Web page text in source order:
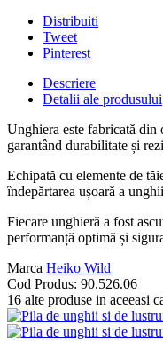
Distribuiti
Tweet
Pinterest
Descriere
Detalii ale produsului
Unghiera este fabricată
garantând durabilitate și
Echipată cu elemente de
îndepărtarea ușoară a
Fiecare unghieră a fost
performanță optimă și
Marca Heiko Wild
Cod Produs: 90.526.06
16 alte produse in aceeasi